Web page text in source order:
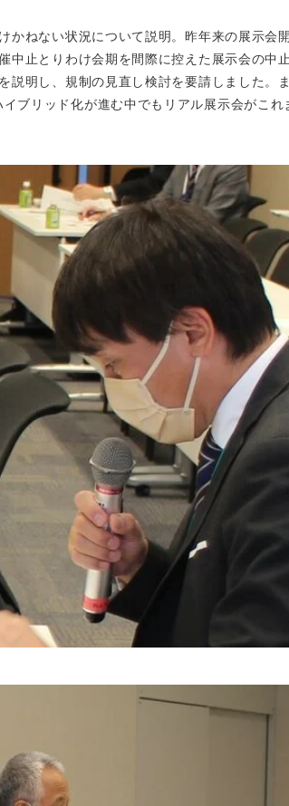
かねない状況について説明。昨年来の展示会
中止とりわけ会期を間際に控えた展示会の中
説明し、規制の見直し検討を要請しました。
ブリッド化が進む中でもリアル展示会がこれ